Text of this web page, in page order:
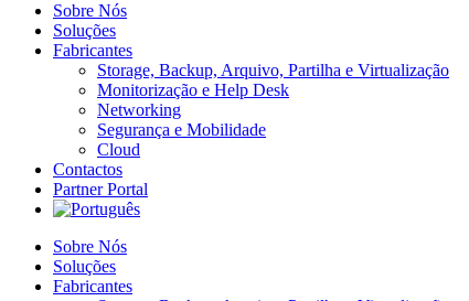
Sobre Nós
Soluções
Fabricantes
Storage, Backup, Arquivo, Partilha​ e Virtualização
Monitorização e Help Desk
Networking
Segurança e Mobilidade
Cloud
Contactos
Partner Portal
Sobre Nós
Soluções
Fabricantes